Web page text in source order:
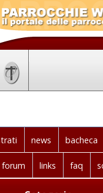
news bacheca
forum links faq